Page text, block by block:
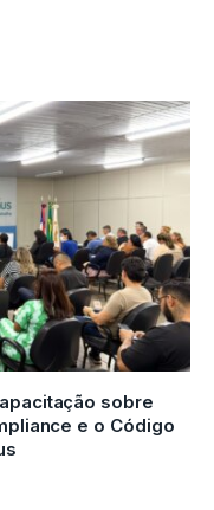
sobre
e o Código